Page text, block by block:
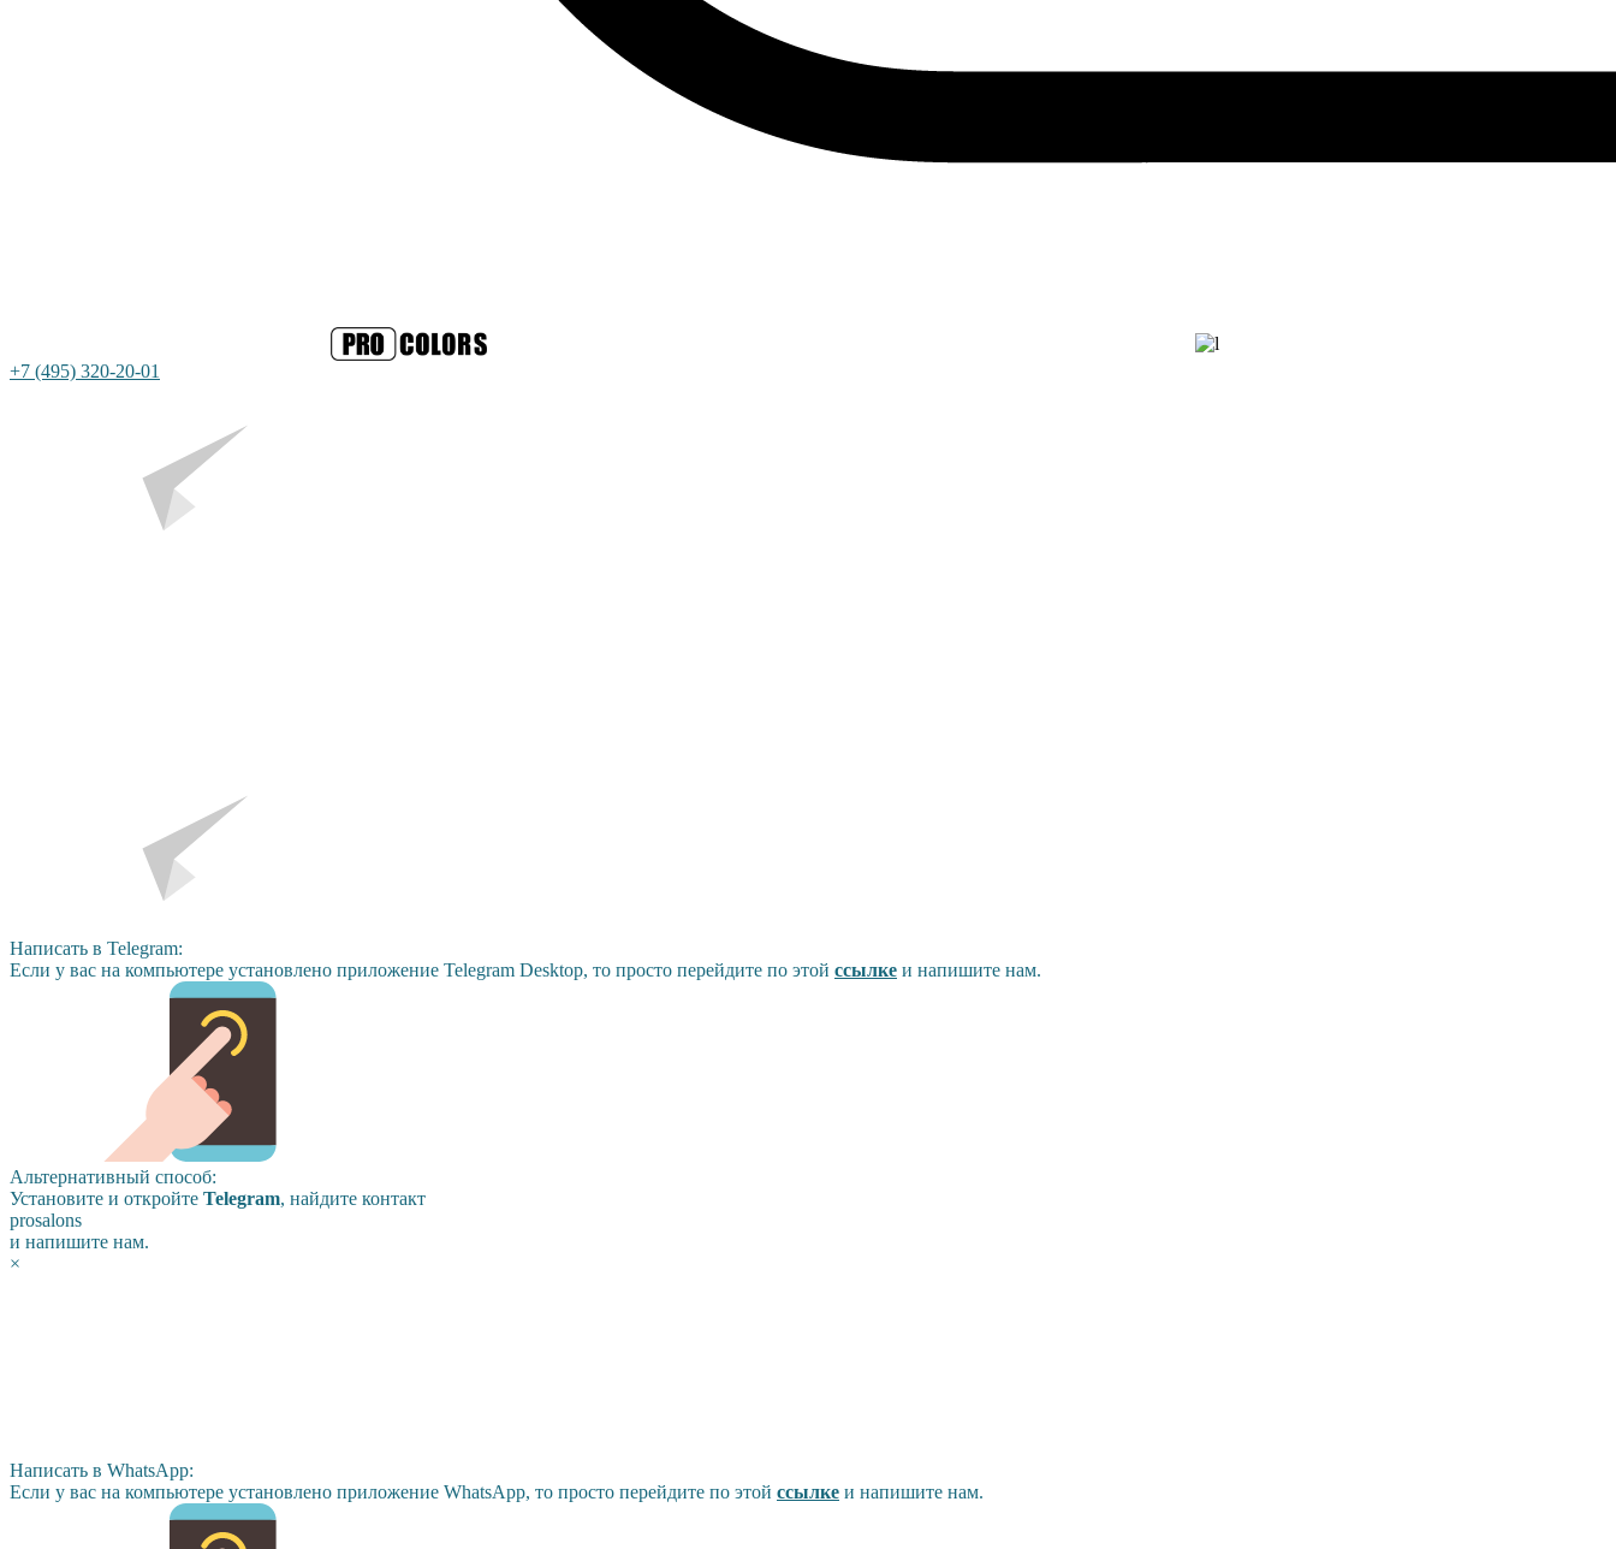
+7 (495) 320-20-01
Написать в Telegram:
Если у вас на компьютере установлено приложение Telegram Desktop, то просто перейдите по этой ссылке и напишите нам.
Альтернативный способ:
Установите и откройте Telegram, найдите контакт
prosalons
и напишите нам.
×
Написать в WhatsApp:
Если у вас на компьютере установлено приложение WhatsApp, то просто перейдите по этой ссылке и напишите нам.